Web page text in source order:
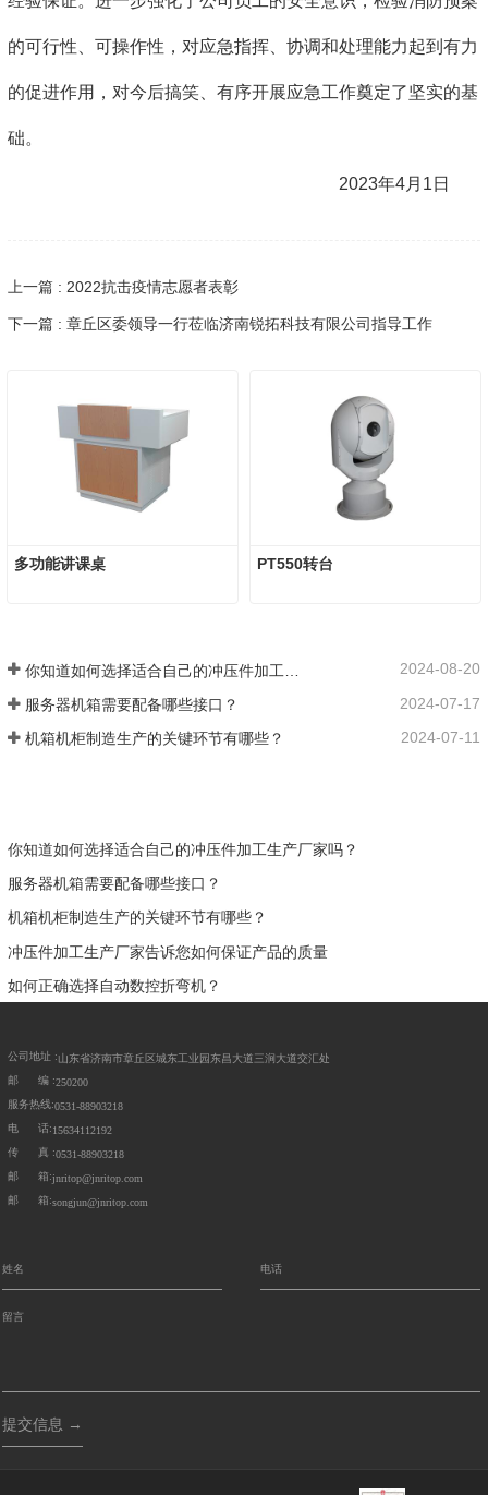
的可行性、可操作性，对应急指挥、协调和处理能力起到有力
的促进作用，对今后搞笑、有序开展应急工作奠定了坚实的基
础。
2023年4月1日
上一篇 : 2022抗击疫情志愿者表彰
下一篇 : 章丘区委领导一行莅临济南锐拓科技有限公司指导工作
多功能讲课桌 PT550转台
2024-08-20
服务器机箱需要配备哪些接口？ 2024-07-17
机箱机柜制造生产的关键环节有哪些？ 2024-07-11
你知道如何选择适合自己的冲压件加工生产厂家吗？
服务器机箱需要配备哪些接口？
机箱机柜制造生产的关键环节有哪些？
冲压件加工生产厂家告诉您如何保证产品的质量
如何正确选择自动数控折弯机？
公司地址 :山东省济南市章丘区城东工业园东昌大道三涧大道交汇处
邮 编 :250200
服务热线:0531-88903218
电 话:15634112192
传 真 :0531-88903218
邮 箱:jnritop@jnritop.com
邮 箱:songjun@jnritop.com
提交信息 →